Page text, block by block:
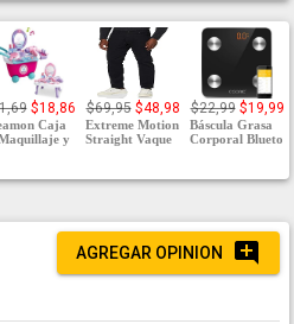
$18,86
Caja
y
$69,95 $48,98
Extreme Motion
Straight Vaque
$22,99 $19,99
Báscula Grasa
Corporal Blueto
AGREGAR OPINION